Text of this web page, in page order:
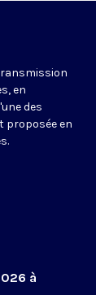
en
des
proposée en
à